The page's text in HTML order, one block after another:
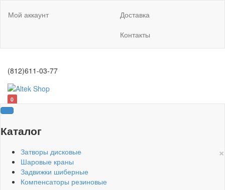
Мой аккаунт
Доставка
Контакты
(812)611-03-77
0
Каталог
×
Затворы дисковые
Шаровые краны
Задвижки шиберные
Компенсаторы резиновые